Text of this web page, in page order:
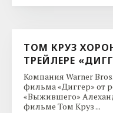
ТОМ КРУЗ
ТРЕЙЛЕРЕ
Компания Warner
фильма «Диггер» от
«Выжившего»
фильме Том Круз ...